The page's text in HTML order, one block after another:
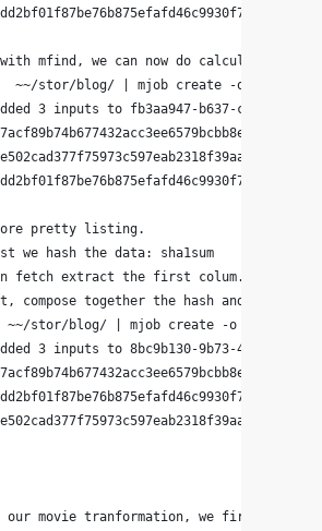
-
mfind, we can now do calculations
~~/stor/blog/ | mjob create -o -m
3 inputs to fb3aa947-b637-c5ea-8d38-
-
-
-
pretty listing.
we hash the data: sha1sum
fetch extract the first colum. Note
compose together the hash and the file
~~/stor/blog/ | mjob create -o -m
3 inputs to 8bc9b130-9b73-47c5-dec9-
our movie tranformation, we first